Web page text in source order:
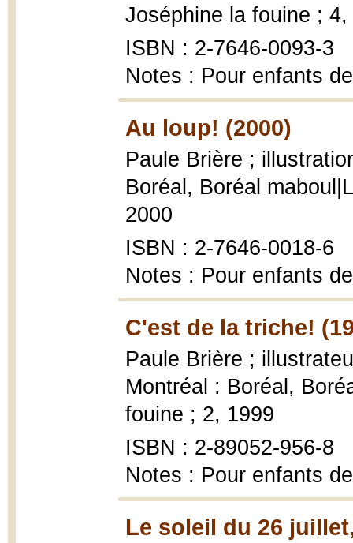
Joséphine la fouine ; 4,
ISBN : 2-7646-0093-3
Notes : Pour enfants
Au loup! (2000)
Paule Brière ;
Boréal, Boréal
2000
ISBN : 2-7646-0018-6
Notes : Pour enfants
C'est de la triche!
Paule Brière ;
Montréal : Boréal,
fouine ; 2, 1999
ISBN : 2-89052-956-8
Notes : Pour enfants
Le soleil du 26